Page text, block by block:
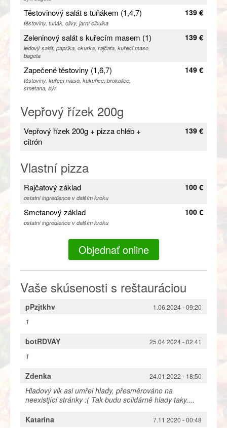
Těstovinový salát s tuňákem (1,4,7)
těstoviny, tuňák, olivy, jarní cibulka
139 €
Zeleninový salát s kuřecím masem (1)
ledový salát, paprika, okurka, rajčata, kuřecí maso,
bageta
139 €
Zapečené těstoviny (1,6,7)
těstoviny, kuřecí maso, kukuřice, brokolice,
smetana, sýr
149 €
Vepřový řízek 200g
Vepřový řízek 200g + pizza chléb +
citrón
139 €
Vlastní pizza
Rajčatový základ
ostatní ingredience v dalším kroku
100 €
Smetanový základ
ostatní ingredience v dalším kroku
100 €
Objednať online
Vaše skúsenosti s reštauráciou
pPzjtkhv 1.06.2024 - 09:20
1
botRDVAY
25.04.2024 - 02:41
1
Zdenka
24.01.2022 - 18:50
Hladový vlk asi umřel hlady, přesměrováno na
neexistjící stránky :( Tak budu solidárně hlady taky....
Katarina
7.11.2020 - 00:48